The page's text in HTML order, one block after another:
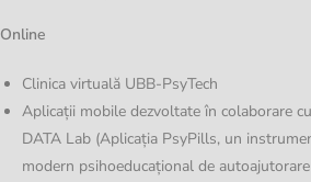
Online
Clinica virtuală UBB-PsyTech
Aplicații mobile dezvoltate în colaborare cu
DATA Lab (Aplicația PsyPills, un
modern psihoeducațional de autoajutorare